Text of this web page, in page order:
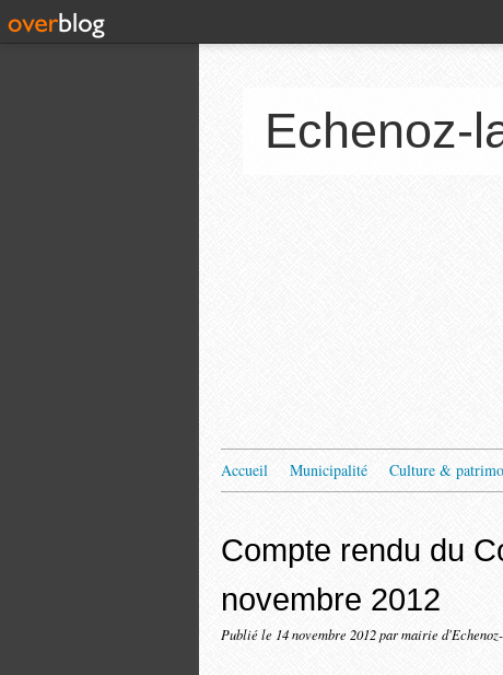
Echenoz-
Accueil Municipalité Culture &
Compte rendu du
novembre 2012
Publié le 14 novembre 2012par mairie